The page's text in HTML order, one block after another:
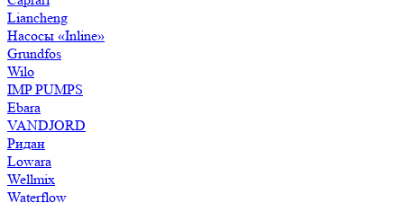
Liancheng
Насосы «Inline»
Grundfos
Wilo
IMP PUMPS
Ebara
VANDJORD
Ридан
Lowara
Wellmix
Waterflow